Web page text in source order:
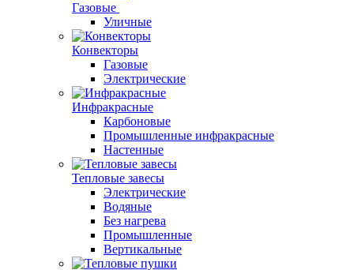
Газовые
Уличные
Конвекторы
Газовые
Электрические
Инфракрасные
Карбоновые
Промышленные инфракрасные
Настенные
Тепловые завесы
Электрические
Водяные
Без нагрева
Промышленные
Вертикальные